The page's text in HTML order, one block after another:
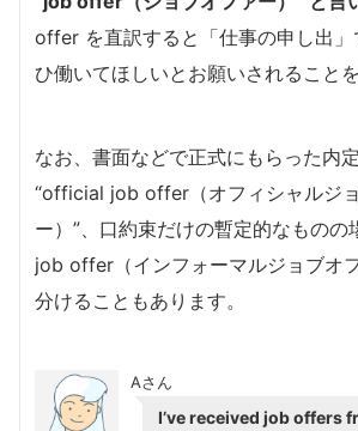
offer を直訳すると「仕事の申し出
ひ働いてほしいとお願いされることを
なお、書面などで正式にもらった内
“official job offer（オフィシャルジ
ー）”、口約束だけの暫定的なもの
job offer（インフォーマルジョブオ
分けることもあります。
Aさん
I’ve received job offers